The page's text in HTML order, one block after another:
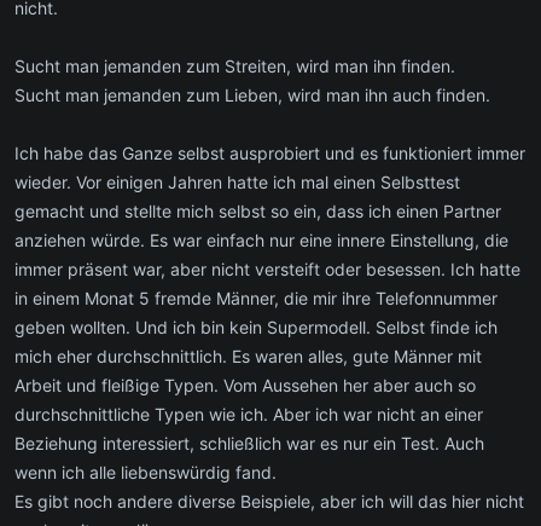
nicht.
Sucht man jemanden zum Streiten, wird man ihn finden.
Sucht man jemanden zum Lieben, wird man ihn auch finden.
Ich habe das Ganze selbst ausprobiert und es funktioniert immer
wieder. Vor einigen Jahren hatte ich mal einen Selbsttest
gemacht und stellte mich selbst so ein, dass ich einen Partner
anziehen würde. Es war einfach nur eine innere Einstellung, die
immer präsent war, aber nicht versteift oder besessen. Ich hatte
in einem Monat 5 fremde Männer, die mir ihre Telefonnummer
geben wollten. Und ich bin kein Supermodell. Selbst finde ich
mich eher durchschnittlich. Es waren alles, gute Männer mit
Arbeit und fleißige Typen. Vom Aussehen her aber auch so
durchschnittliche Typen wie ich. Aber ich war nicht an einer
Beziehung interessiert, schließlich war es nur ein Test. Auch
wenn ich alle liebenswürdig fand.
Es gibt noch andere diverse Beispiele, aber ich will das hier nicht